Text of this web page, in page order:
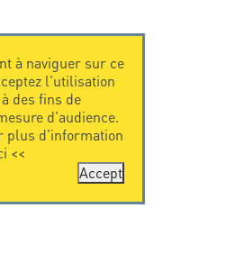
à naviguer sur ce
l'utilisation
des fins de
d'audience.
plus d'information
<<
Accept